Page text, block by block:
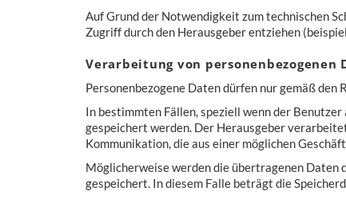
Auf Grund der Notwendigkeit zum technischen
Zugriff durch den Herausgeber entziehen
Verarbeitung von personenbezogenen
Personenbezogene Daten dürfen nur gemäß
In bestimmten Fällen, speziell wenn der
gespeichert werden. Der Herausgeber
Kommunikation, die aus einer möglichen
Möglicherweise werden die übertragenen Daten
gespeichert. In diesem Falle beträgt die